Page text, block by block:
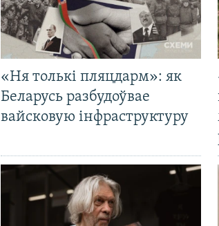
«Ня толькі пляцдарм»: як
Беларусь разбудоўвае
вайсковую інфраструктуру